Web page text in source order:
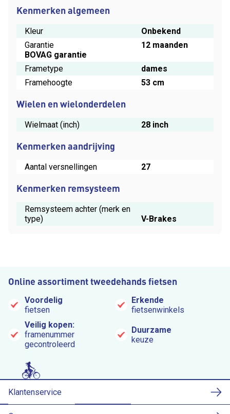
Kenmerken algemeen
Kleur
Onbekend
Garantie
12 maanden
BOVAG garantie
Frametype
dames
Framehoogte
53 cm
Wielen en wielonderdelen
Wielmaat (inch) 28 inch
Kenmerken aandrijving
Aantal versnellingen 27
Kenmerken remsysteem
Remsysteem achter (merk en
type)
V-Brakes
Online assortiment tweedehands fietsen
Voordelig
fietsen
Erkende
fietsenwinkels
Veilig kopen:
framenummer
gecontroleerd
Duurzame
keuze
Klantenservice